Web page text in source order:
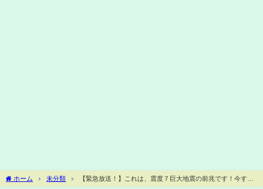
ホーム 未分類
【緊急放送！】これは、震度７巨大地震の前兆です！今すぐ